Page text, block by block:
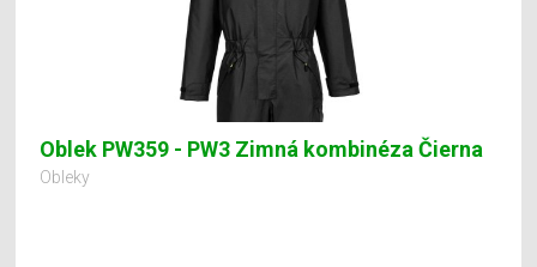
Oblek PW359 - PW3 Zimná kombinéza Čierna
Obleky